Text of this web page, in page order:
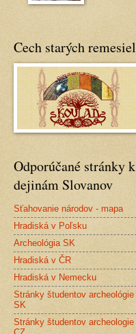
Cech starých remesiel
Odporúčané stránky k
dejinám Slovanov
Sťahovanie národov - mapa
Hradiská v Poľsku
Archeológia SK
Hradiská v ČR
Hradiská v Nemecku
Stránky študentov archeológie
SK
Stránky študentov archeologie